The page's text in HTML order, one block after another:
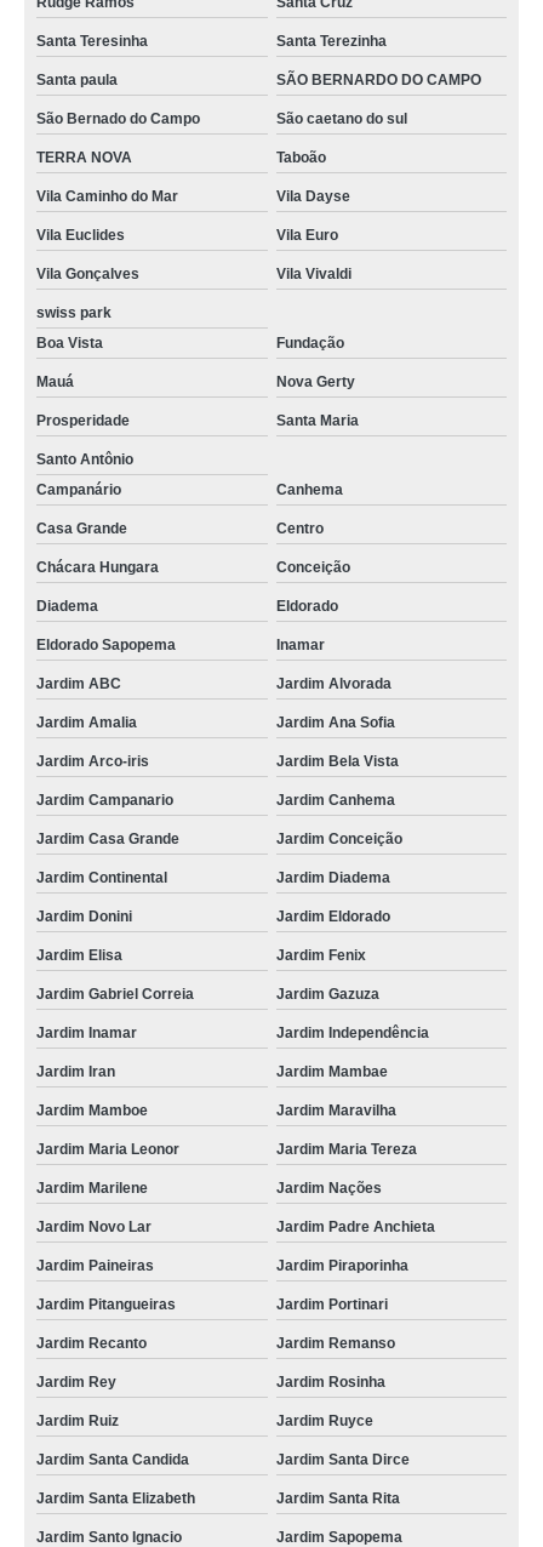
Santa Teresinha Santa Terezinha
Santa paula SÃO BERNARDO DO CAMPO
São Bernado do Campo São caetano do sul
TERRA NOVA Taboão
Vila Caminho do Mar Vila Dayse
Vila Euclides Vila Euro
Vila Gonçalves Vila Vivaldi
swiss park
Boa Vista
Fundação
Mauá Nova Gerty
Prosperidade Santa Maria
Santo Antônio
Campanário
Canhema
Casa Grande Centro
Chácara Hungara Conceição
Diadema Eldorado
Eldorado Sapopema Inamar
Jardim ABC Jardim Alvorada
Jardim Amalia Jardim Ana Sofia
Jardim Arco-iris Jardim Bela Vista
Jardim Campanario Jardim Canhema
Jardim Casa Grande Jardim Conceição
Jardim Continental Jardim Diadema
Jardim Donini Jardim Eldorado
Jardim Elisa Jardim Fenix
Jardim Gabriel Correia Jardim Gazuza
Jardim Inamar Jardim Independência
Jardim Iran Jardim Mambae
Jardim Mamboe Jardim Maravilha
Jardim Maria Leonor Jardim Maria Tereza
Jardim Marilene Jardim Nações
Jardim Novo Lar Jardim Padre Anchieta
Jardim Paineiras Jardim Piraporinha
Jardim Pitangueiras Jardim Portinari
Jardim Recanto Jardim Remanso
Jardim Rey Jardim Rosinha
Jardim Ruiz Jardim Ruyce
Jardim Santa Candida Jardim Santa Dirce
Jardim Santa Elizabeth Jardim Santa Rita
Jardim Santo Ignacio Jardim Sapopema